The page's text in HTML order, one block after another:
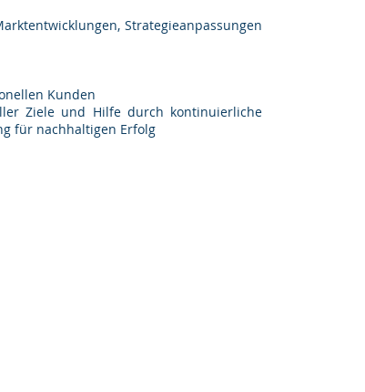
Strategieanpassungen
Kunden
Ziele und Hilfe durch kontinuierliche
für nachhaltigen Erfolg